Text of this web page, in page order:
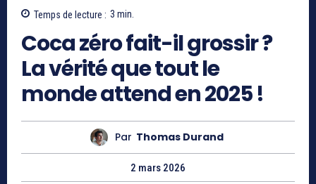
Temps de lecture : 3 min.
Coca zéro fait-il grossir ?
La vérité que tout le
monde attend en 2025 !
Par Thomas Durand
2 mars 2026